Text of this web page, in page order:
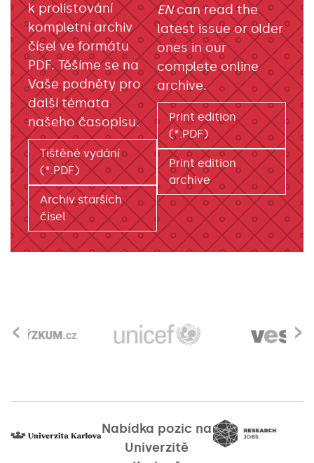
k prolistování
kompletní archiv
čísel ve formátu
PDF. Těšíme se na
Vaše podněty pro
další témata
našeho časopisu.
Tištěné vydání
(*.PDF)
Archiv starších
čísel
ENcan read the
latest issue or older
ones in our
complete online
archive.
Print edition
(*.PDF)
Print edition
archive
›
‹
Nabídka pozic na
Univerzitě